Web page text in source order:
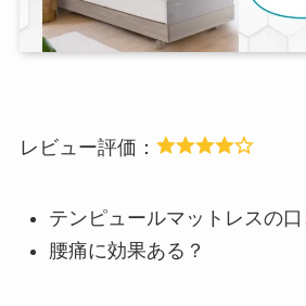
レビュー評価：
テンピュールマットレスの
腰痛に効果ある？